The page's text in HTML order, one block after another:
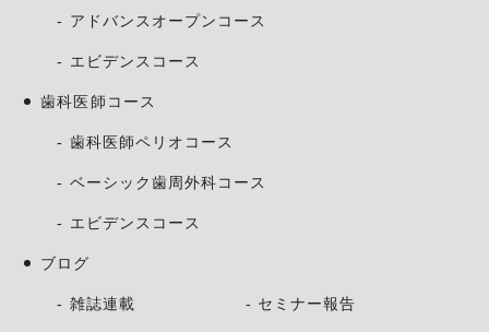
アドバンスオープンコース
エビデンスコース
歯科医師コース
歯科医師ペリオコース
ベーシック歯周外科コース
エビデンスコース
ブログ
雑誌連載 セミナー報告